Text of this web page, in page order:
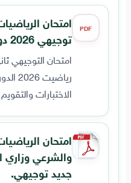
PDF
امتحان
توجيهي 2026 دورة اولى
امتحان التوجيهي
رياضيت 2026 الدورة الاولى
الاختبارات
امتحان
جديد توجيهي.